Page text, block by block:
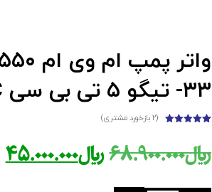
۳۳- تیگو ۵ تی بی سی TBC
امتیازدهی
مشتری
(۲بازخورد مشتری)
﷼۶۸.۹۰۰.۰۰۰﷼۴۵.۰۰۰.۰۰۰